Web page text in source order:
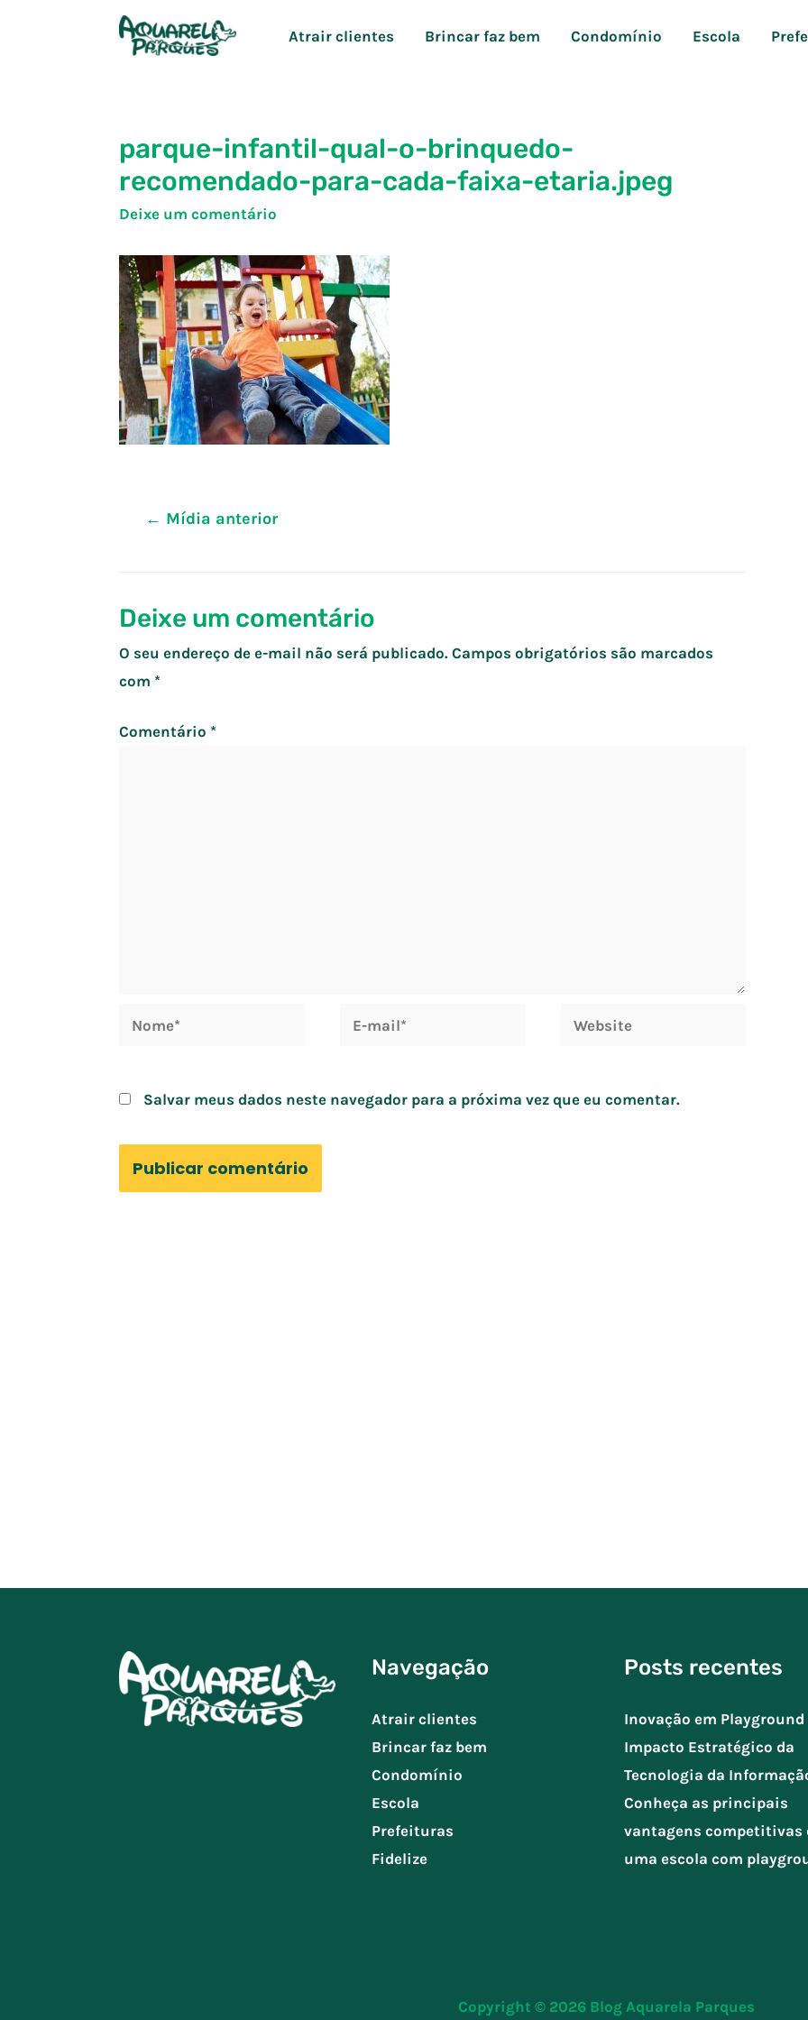
Atrair clientes Brincar faz bem Condomínio Escola
parque-infantil-qual-o-brinquedo-
recomendado-para-cada-faixa-etaria.jpeg
Deixe um comentário
Navegação
← Mídia anterior
Deixe um comentário
O seu endereço de e-mail não será publicado. Campos obrigatórios são marcados
com *
Comentário *
Website
Salvar meus dados neste navegador para a próxima vez que eu comentar.
Navegação
Atrair clientes
Brincar faz bem
Condomínio
Escola
Prefeituras
Fidelize
Posts recentes
Inovação em Playground
Impacto Estratégico da
Tecnologia da
Conheça as principais
vantagens competitivas
uma escola com
Copyright © 2026 Blog Aquarela Parques